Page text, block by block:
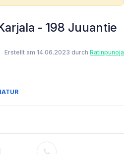
- 198 Juuantie
Erstellt am 14.06.2023 durch Ratinpunoja